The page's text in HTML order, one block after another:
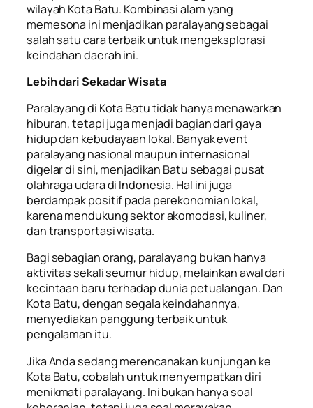
wilayah Kota Batu. Kombinasi alam yang
memesona ini menjadikan paralayang sebagai
salah satu cara terbaik untuk mengeksplorasi
keindahan daerah ini.
Lebih dari Sekadar Wisata
Paralayang di Kota Batu tidak hanya menawarkan
hiburan, tetapi juga menjadi bagian dari gaya
hidup dan kebudayaan lokal. Banyak event
paralayang nasional maupun internasional
digelar di sini, menjadikan Batu sebagai pusat
olahraga udara di Indonesia. Hal ini juga
berdampak positif pada perekonomian lokal,
karena mendukung sektor akomodasi, kuliner,
dan transportasi wisata.
Bagi sebagian orang, paralayang bukan hanya
aktivitas sekali seumur hidup, melainkan awal dari
kecintaan baru terhadap dunia petualangan. Dan
Kota Batu, dengan segala keindahannya,
menyediakan panggung terbaik untuk
pengalaman itu.
Jika Anda sedang merencanakan kunjungan ke
Kota Batu, cobalah untuk menyempatkan diri
menikmati paralayang. Ini bukan hanya soal